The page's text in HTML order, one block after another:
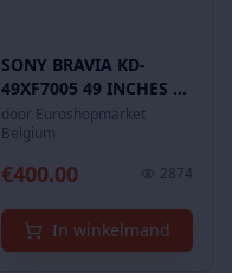
SONY BRAVIA KD-
49XF7005 49 INCHES /
123 CM
door Euroshopmarket
Belgium
€400.00 2874
In winkelmand